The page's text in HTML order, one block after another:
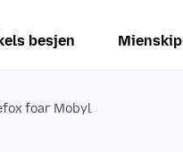
besjen
foar Mobyl